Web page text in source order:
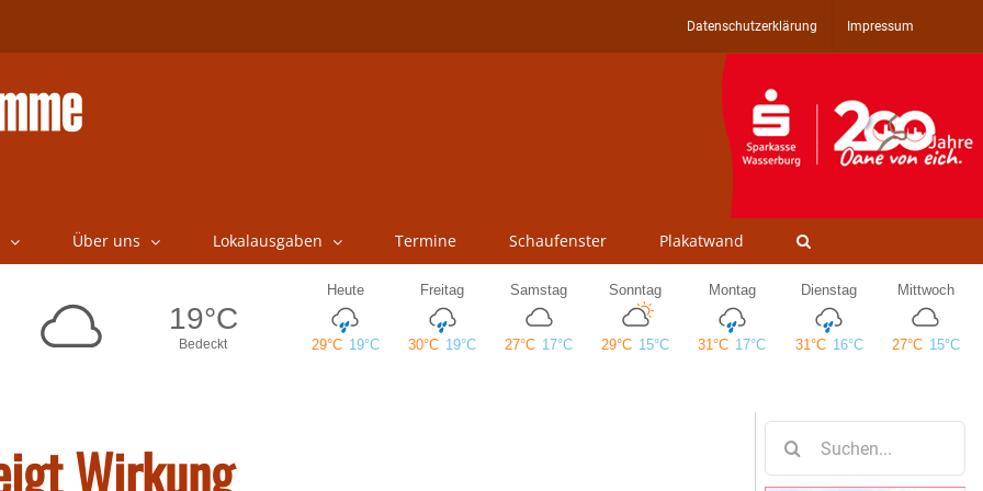
Datenschutzerklärung Impressum
Über uns Lokalausgaben Termine Schaufenster Plakatwand
Wirkung
nach: